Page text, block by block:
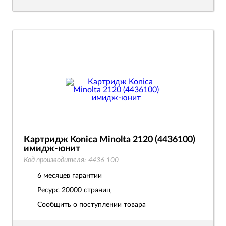
Картридж Konica Minolta 2120 (4436100)
имидж-юнит
Код производителя: 4436-100
6 месяцев гарантии
Ресурс 20000 страниц
Сообщить о поступлении товара